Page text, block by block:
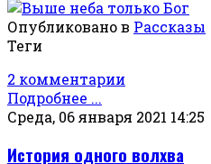
Опубликовано в Рассказы
Теги
2 комментарии
Подробнее ...
Среда, 06 января 2021 14:25
История одного волхва